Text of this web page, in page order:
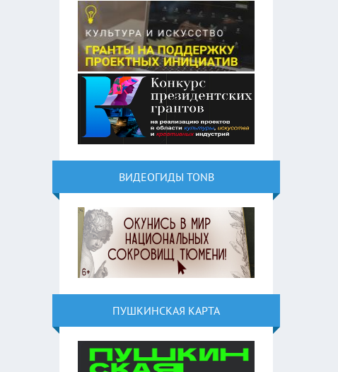
ВИДЕОГИДЫ TONB
ПУШКИНСКАЯ КАРТА